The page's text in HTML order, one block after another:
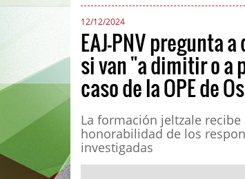
12/12/2024
EAJ-PNV pregunta
si van "a dimitir o a
caso de la OPE de
La formación jeltzale
honorabilidad de los
investigadas